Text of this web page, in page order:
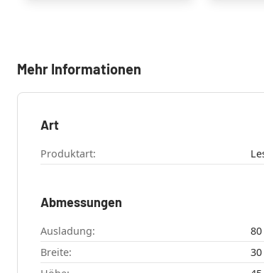
Mehr Informationen
Art
Produktart:
Abmessungen
Ausladung:
Breite: